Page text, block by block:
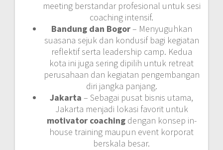
meeting berstandar profesional untuk sesi
coaching intensif.
Bandung dan Bogor– Menyuguhkan
suasana sejuk dan kondusif bagi kegiatan
reflektif serta leadership camp. Kedua
kota ini juga sering dipilih untuk retreat
perusahaan dan kegiatan pengembangan
diri jangka panjang.
Jakarta – Sebagai pusat bisnis utama,
Jakarta menjadi lokasi favorit untuk
motivator coachingdengan konsep in-
house training maupun event korporat
berskala besar.